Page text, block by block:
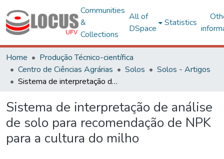
Communities
&
Collections
All of
DSpace
Statistics
Home
Produção Técnico-científica
Centro de Ciências Agrárias
Solos
Solos - Artigos
Sistema de interpretação de análise de solo para recomendação de NPK para a cultura do milho
Sistema de interpretação de análise
de solo para recomendação de NPK
para a cultura do milho